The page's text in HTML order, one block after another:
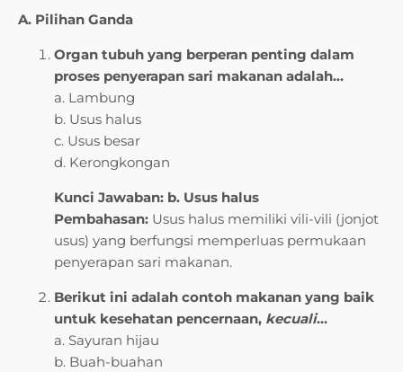
A. Pilihan Ganda
Organ tubuh yang berperan penting dalam
proses penyerapan sari makanan adalah…
a. Lambung
b. Usus halus
c. Usus besar
d. Kerongkongan
Kunci Jawaban: b. Usus halus
Pembahasan: Usus halus memiliki vili-vili (jonjot
usus) yang berfungsi memperluas permukaan
penyerapan sari makanan.
Berikut ini adalah contoh makanan yang baik
untuk kesehatan pencernaan, kecuali…
a. Sayuran hijau
b. Buah-buahan